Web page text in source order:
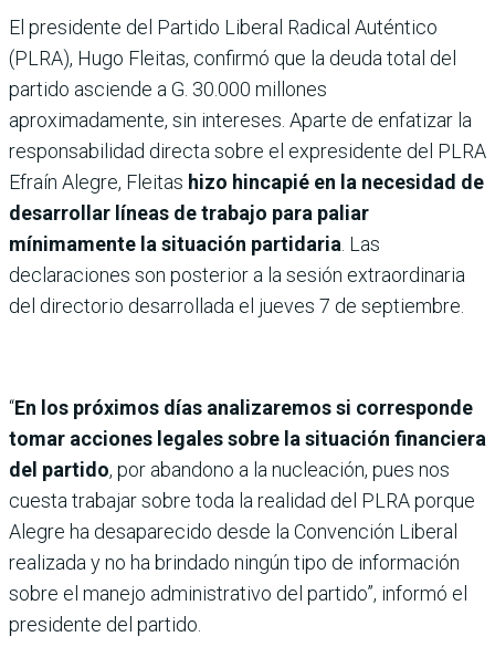
El presidente del Partido Liberal Radical Auténtico
(PLRA), Hugo Fleitas, confirmó que la deuda total del
partido asciende a G. 30.000 millones
aproximadamente, sin intereses. Aparte de enfatizar la
responsabilidad directa sobre el expresidente del PLRA
Efraín Alegre, Fleitas hizo hincapié en la necesidad de
desarrollar líneas de trabajo para paliar
mínimamente la situación partidaria . Las
declaraciones son posterior a la sesión extraordinaria
del directorio desarrollada el jueves 7 de septiembre.
“En los próximos días analizaremos si corresponde
tomar acciones legales sobre la situación financiera
del partido, por abandono a la nucleación, pues nos
cuesta trabajar sobre toda la realidad del PLRA porque
Alegre ha desaparecido desde la Convención Liberal
realizada y no ha brindado ningún tipo de información
sobre el manejo administrativo del partido”, informó el
presidente del partido.